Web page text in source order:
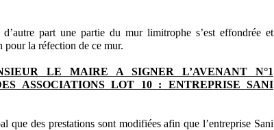
part une partie du mur limitrophe s’est effondrée et
la réfection de ce mur.
LE MAIRE A SIGNER L’AVENANT N°1
ASSOCIATIONS LOT 10 : ENTREPRISE SANI
des prestations sont modifiées afin que l’entreprise Sani